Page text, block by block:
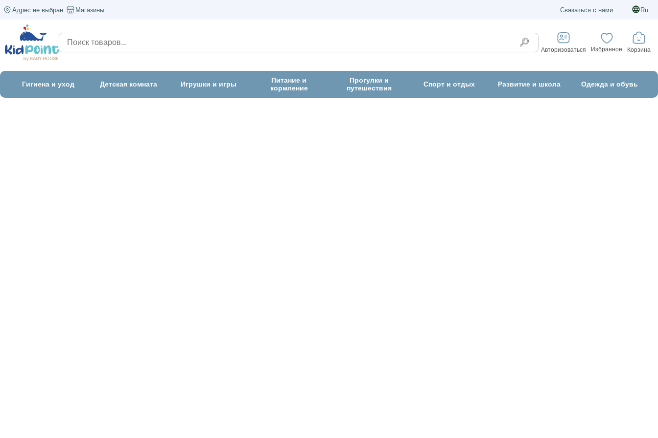
Адрес не выбран Магазины Связаться с нами Ru
Авторизоваться Избранное Корзина
Гигиена и уход Детская комната Игрушки и игры
Питание и
кормление
Прогулки и
путешествия
Спорт и отдых Развитие и школа Одежда и обувь